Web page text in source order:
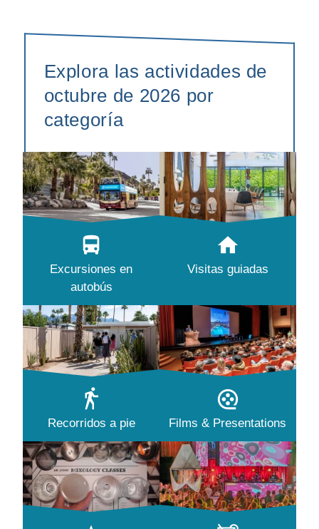
Explora las actividades de
octubre de 2026 por
categoría
Excursiones en
autobús
Visitas guiadas
Recorridos a pie Films & Presentations